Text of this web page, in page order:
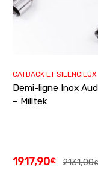
CATBACK ET SILENCIEUX
Demi-ligne Inox
– Milltek
2131,00€
1917,90€